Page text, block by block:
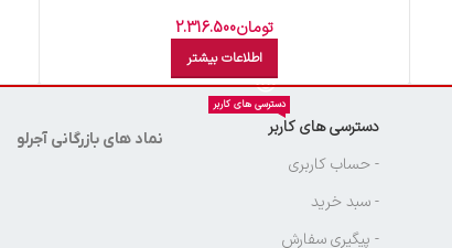
تومان2.316.500
اطلاعات بیشتر
دسترسی های کاربر
دسترسی های کاربر
- حساب کاربری
- سبد خرید
- پیگیری سفارش
نماد های بازرگانی آجرلو